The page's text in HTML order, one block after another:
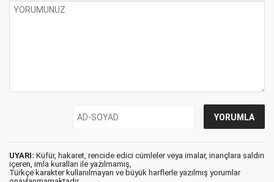
UYARI: Küfür, hakaret, rencide edici cümleler veya imalar, inançlara saldırı
içeren, imla kuralları ile yazılmamış,
Türkçe karakter kullanılmayan ve büyük harflerle yazılmış yorumlar